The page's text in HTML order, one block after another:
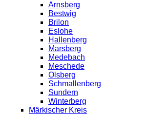
Arnsberg
Bestwig
Brilon
Eslohe
Hallenberg
Marsberg
Medebach
Meschede
Olsberg
Schmallenberg
Sundern
Winterberg
Märkischer Kreis